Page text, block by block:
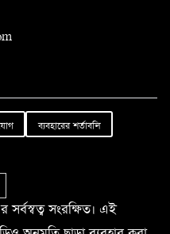
ব্যবহারের শর্তাবলি
সংরক্ষিত। এই